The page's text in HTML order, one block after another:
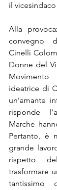
il
Alla
convegno
Cinelli
Donne del
ideatrice di
un’amante
risponde
Marche
Pertanto, è
grande
rispetto
trasformare
tantissimo